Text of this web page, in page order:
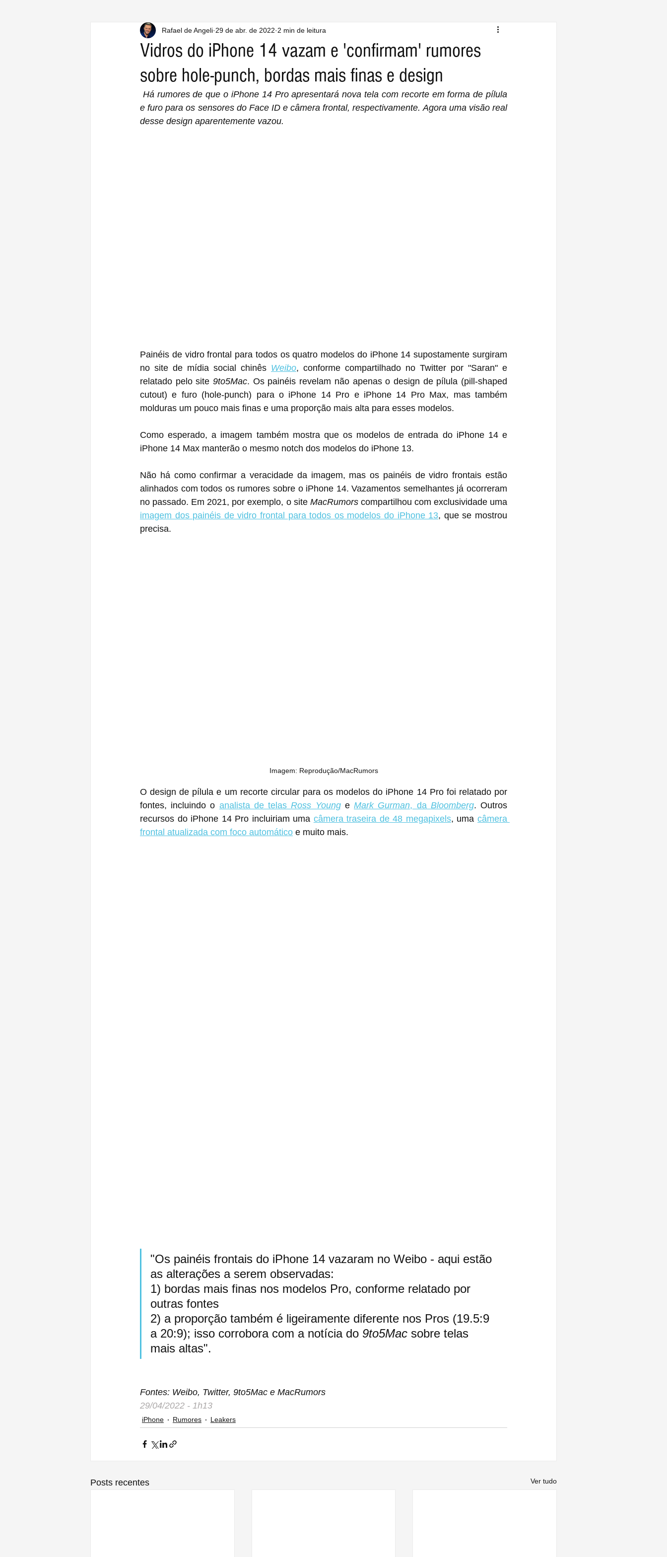
Vidros do iPhone 14 vazam e 'confirmam' rumores
sobre hole-punch, bordas mais finas e design
Rafael de Angeli 29 de abr. de 2022 2 min de leitura
e furo para os sensores do Face ID e câmera frontal, respectivamente. Agora uma visão real
desse design aparentemente vazou.
Painéis de vidro frontal para todos os quatro modelos do iPhone 14 supostamente surgiram
no site de mídia social chinês Weibo, conforme compartilhado no Twitter por "Saran" e
relatado pelo site 9to5Mac. Os painéis revelam não apenas o design de pílula (pill-shaped
cutout) e furo (hole-punch) para o iPhone 14 Pro e iPhone 14 Pro Max, mas também
molduras um pouco mais finas e uma proporção mais alta para esses modelos.
Como esperado, a imagem também mostra que os modelos de entrada do iPhone 14 e
iPhone 14 Max manterão o mesmo notch dos modelos do iPhone 13.
Não há como confirmar a veracidade da imagem, mas os painéis de vidro frontais estão
alinhados com todos os rumores sobre o iPhone 14. Vazamentos semelhantes já ocorreram
no passado. Em 2021, por exemplo, o site MacRumors
imagem dos painéis de vidro frontal para todos os modelos do iPhone 13, que se mostrou
precisa.
Imagem: Reprodução/MacRumors
O design de pílula e um recorte circular para os modelos do iPhone 14 Pro foi relatado por
fontes, incluindo o analista de telas Ross Young e Mark Gurman, da Bloomberg. Outros
recursos do iPhone 14 Pro incluiriam uma câmera traseira de 48 megapixels, uma câmera
frontal atualizada com foco automático e muito mais.
"Os painéis frontais do iPhone 14 vazaram no Weibo - aqui estão
as alterações a serem observadas:
1) bordas mais finas nos modelos Pro, conforme relatado por
outras fontes
2) a proporção também é ligeiramente diferente nos Pros (19.5:9
a 20:9); isso corrobora com a notícia do 9to5Mac sobre telas
mais altas".
Fontes: Weibo, Twitter, 9to5Mac e MacRumors
29/04/2022 - 1h13
iPhone Rumores Leakers
Posts recentes Ver tudo